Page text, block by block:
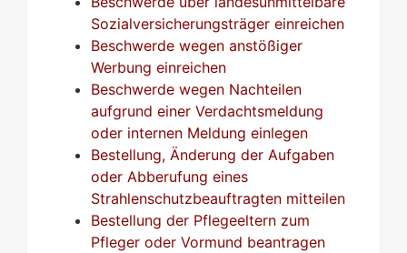
Sozialversicherungsträger einreichen
Beschwerde wegen anstößiger
Werbung einreichen
Beschwerde wegen Nachteilen
aufgrund einer Verdachtsmeldung
oder internen Meldung einlegen
Bestellung, Änderung der Aufgaben
oder Abberufung eines
Strahlenschutzbeauftragten mitteilen
Bestellung der Pflegeeltern zum
Pfleger oder Vormund beantragen